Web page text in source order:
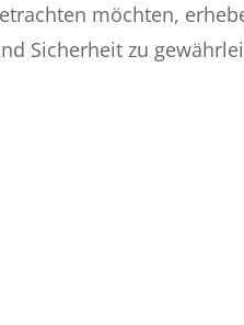
möchten,
Sicherheit zu